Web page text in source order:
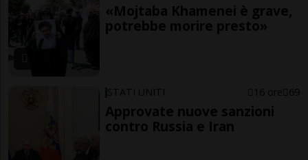
«Mojtaba Khamenei è grave,
potrebbe morire presto»
STATI UNITI 16 ore 69
Approvate nuove sanzioni
contro Russia e Iran